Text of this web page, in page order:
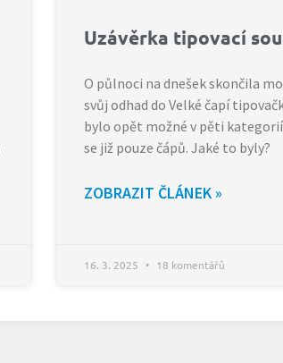
Uzávěrka tipovací
O půlnoci na dnešek skončila
svůj odhad do Velké čapí
bylo opět možné v pěti
se již pouze čápů. Jaké to byly?
ZOBRAZIT ČLÁNEK »
16. 3. 2025 18 komentářů